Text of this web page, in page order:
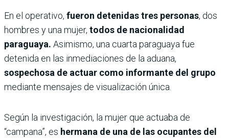
En el operativo, fueron detenidas tres personas, dos
hombres y una mujer, todos de nacionalidad
paraguaya. Asimismo, una cuarta paraguaya fue
detenida en las inmediaciones de la aduana,
sospechosa de actuar como informante del grupo
mediante mensajes de visualización única.
Según la investigación, la mujer que actuaba de
“campana”, es hermana de una de las ocupantes del